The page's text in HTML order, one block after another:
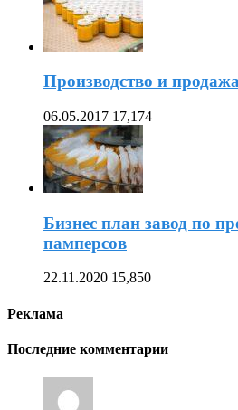
Производство и
06.05.2017 17,174
Бизнес план завод по
памперсов
22.11.2020 15,850
Реклама
Последние комментарии